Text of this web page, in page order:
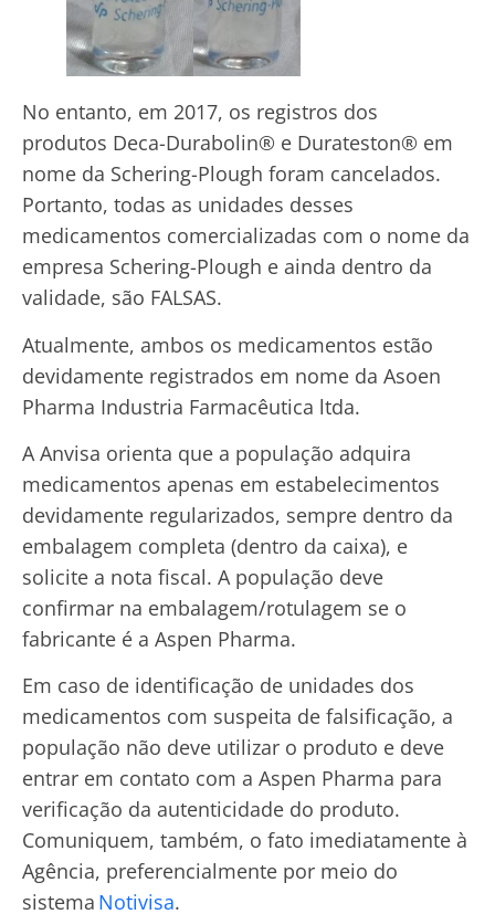
No entanto, em 2017, os registros dos
produtos Deca-Durabolin® e Durateston® em
nome da Schering-Plough foram cancelados.
Portanto, todas as unidades desses
medicamentos comercializadas com o nome da
empresa Schering-Plough e ainda dentro da
validade, são FALSAS.
Atualmente, ambos os medicamentos estão
devidamente registrados em nome da Asoen
Pharma Industria Farmacêutica ltda.
A Anvisa orienta que a população adquira
medicamentos apenas em estabelecimentos
devidamente regularizados, sempre dentro da
embalagem completa (dentro da caixa), e
solicite a nota fiscal. A população deve
confirmar na embalagem/rotulagem se o
fabricante é a Aspen Pharma.
Em caso de identificação de unidades dos
medicamentos com suspeita de falsificação, a
população não deve utilizar o produto e deve
entrar em contato com a Aspen Pharma para
verificação da autenticidade do produto.
Comuniquem, também, o fato imediatamente à
Agência, preferencialmente por meio do
sistema Notivisa.